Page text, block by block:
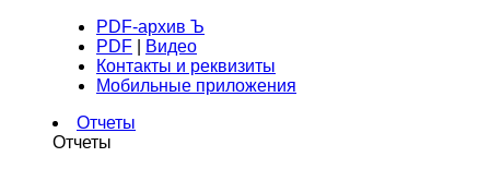
PDF-архив Ъ
PDF
Видео
Контакты и реквизиты
Мобильные приложения
Отчеты
Отчеты